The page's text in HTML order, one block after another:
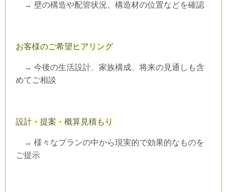
→ 壁の構造や配管状況、構造材の位置などを確認
お客様のご希望ヒアリング
→ 今後の生活設計、家族構成、将来の見通しも含
めてご相談
設計・提案・概算見積もり
→ 様々なプランの中から現実的で効果的なものを
ご提示